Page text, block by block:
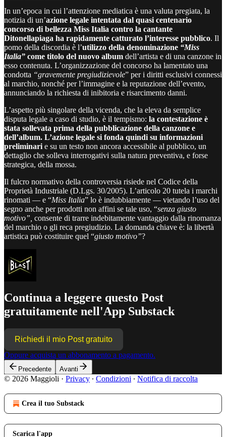
In un’epoca in cui l’attenzione mediatica è una valuta pregiata, la
notizia di un’azione legale intentata dal quasi centenario
concorso di bellezza Miss Italia contro la cantante
Ditonellapiaga ha rapidamente catturato l’interesse pubblico. Il
pomo della discordia è l’utilizzo della denominazione “Miss
Italia” come titolo del nuovo album dell’artista e di una canzone in
esso contenuta. L’organizzazione del concorso ha lamentato una
condotta “gravemente pregiudizievole” per i diritti esclusivi connessi
al marchio, nonché per l’immagine e la reputazione dell’evento,
annunciando la richiesta di inibitoria e risarcimento danni.
L’aspetto più singolare della vicenda, che la eleva da semplice
disputa legale a caso di studio, è il tempismo: la contestazione è
stata sollevata prima della pubblicazione della canzone e
dell’album. L’azione legale si fonda quindi su informazioni
preliminari e su un testo non ancora accessibile al pubblico, un
dettaglio che solleva interrogativi sulla natura preventiva, e forse
strategica, della mossa.
Il fulcro normativo della controversia risiede nel Codice della
Proprietà Industriale (D.Lgs. 30/2005). L’articolo 20 tutela i marchi
rinomati — e “Miss Italia” lo è indubbiamente — vietando l’uso del
segno anche per prodotti non affini se tale uso, “senza giusto
motivo”, consente di trarre indebitamente vantaggio dalla rinomanza
del marchio o gli reca pregiudizio. La domanda chiave è: la libertà
artistica può costituire quel “giusto motivo”?
Continua a leggere questo Post
gratuitamente nell'App Substack
Richiedi il mio Post gratuito
Oppure acquista un abbonamento a pagamento.
Precedente Avanti
© 2026 Maggioli · Privacy ∙ Condizioni ∙ Notifica di raccolta
Crea il tuo Substack
Scarica l'app